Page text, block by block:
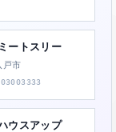
ートスリー
戸市
ウスアップ